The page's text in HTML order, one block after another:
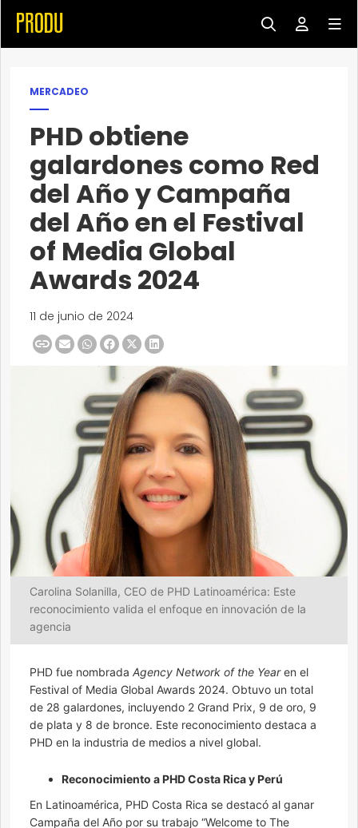
MERCADEO
PHD obtiene
galardones como Red
del Año y Campaña
del Año en el Festival
of Media Global
Awards 2024
11 de junio de 2024
Carolina Solanilla, CEO de PHD Latinoamérica: Este
reconocimiento valida el enfoque en innovación de la
agencia
PHD fue nombrada Agency Network of the Yearen el
Festival of Media Global Awards 2024. Obtuvo un total
de 28 galardones, incluyendo 2 Grand Prix, 9 de oro, 9
de plata y 8 de bronce. Este reconocimiento destaca a
PHD en la industria de medios a nivel global.
Reconocimiento a PHD Costa Rica y Perú
En Latinoamérica, PHD Costa Rica se destacó al ganar
Campaña del Año por su trabajo “Welcome to The